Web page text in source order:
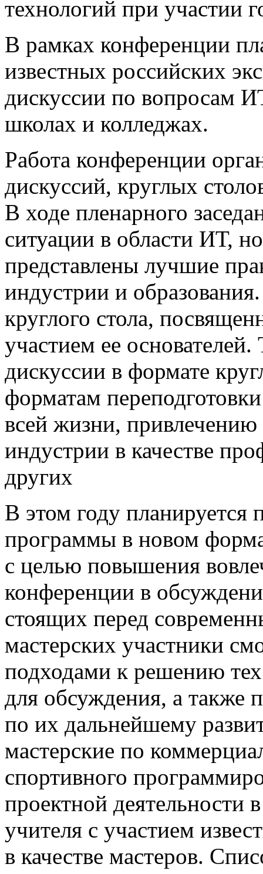
технологий при участии
В рамках конференции
известных российских
дискуссии по вопросам
школах и колледжах.
Работа конференции
дискуссий, круглых
В ходе пленарного
ситуации в области ИТ,
представлены лучшие
индустрии и
круглого стола,
участием ее
дискуссии в формате
форматам
всей жизни, привлечению
индустрии в качестве
других
В этом году планируется
программы в новом
с целью повышения
конференции в
стоящих перед
мастерских участники
подходами к решению
для обсуждения, а также
по их дальнейшему
мастерские по
спортивного
проектной
учителя с участием
в качестве мастеров.